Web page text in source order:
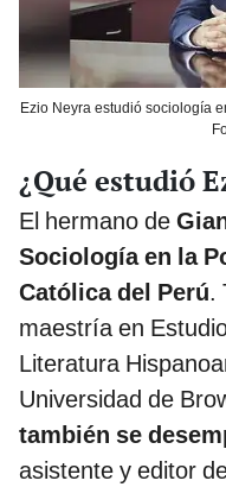
Ezio Neyra estudió sociología
¿Qué estudió
El hermano de
Sociología en la
Católica del Perú.
maestría en
Literatura
Universidad de
también se
asistente y editor